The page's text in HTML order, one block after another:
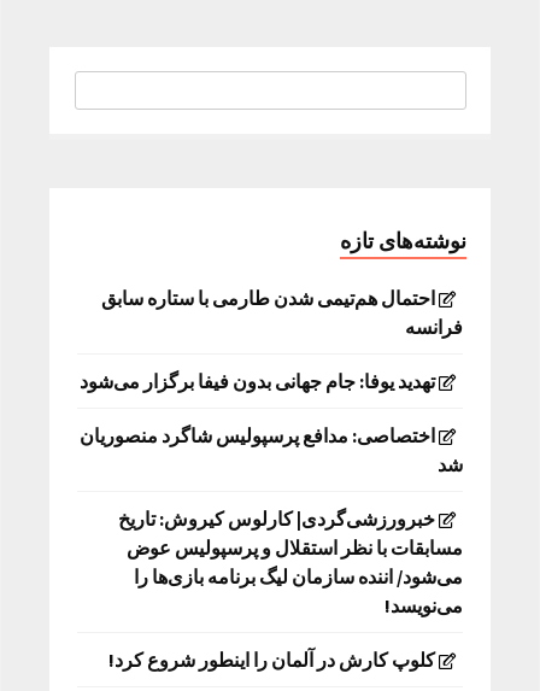
نوشته‌های تازه
احتمال هم‌تیمی شدن طارمی با ستاره سابق
فرانسه
تهدید یوفا: جام جهانی بدون فیفا برگزار می‌شود
اختصاصی: مدافع پرسپولیس شاگرد منصوریان
شد
خبرورزشی‌گردی| کارلوس کیروش: تاریخ
مسابقات با نظر استقلال و پرسپولیس عوض
می‌شود/ اننده سازمان لیگ برنامه بازی‌ها را
می‌نویسد!
کلوپ کارش در آلمان را اینطور شروع کرد!